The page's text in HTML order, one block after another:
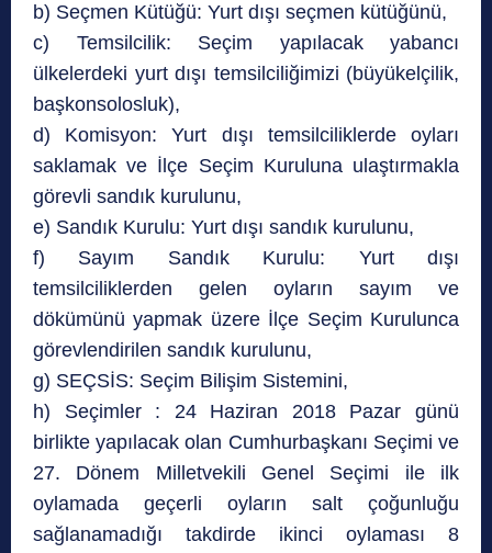
b) Seçmen Kütüğü: Yurt dışı seçmen kütüğünü,
c) Temsilcilik: Seçim yapılacak yabancı
ülkelerdeki yurt dışı temsilciliğimizi (büyükelçilik,
başkonsolosluk),
d) Komisyon: Yurt dışı temsilciliklerde oyları
saklamak ve İlçe Seçim Kuruluna ulaştırmakla
görevli sandık kurulunu,
e) Sandık Kurulu: Yurt dışı sandık kurulunu,
f) Sayım Sandık Kurulu: Yurt dışı
temsilciliklerden gelen oyların sayım ve
dökümünü yapmak üzere İlçe Seçim Kurulunca
görevlendirilen sandık kurulunu,
g) SEÇSİS: Seçim Bilişim Sistemini,
h) Seçimler : 24 Haziran 2018 Pazar günü
birlikte yapılacak olan Cumhurbaşkanı Seçimi ve
27. Dönem Milletvekili Genel Seçimi ile ilk
oylamada geçerli oyların salt çoğunluğu
sağlanamadığı takdirde ikinci oylaması 8